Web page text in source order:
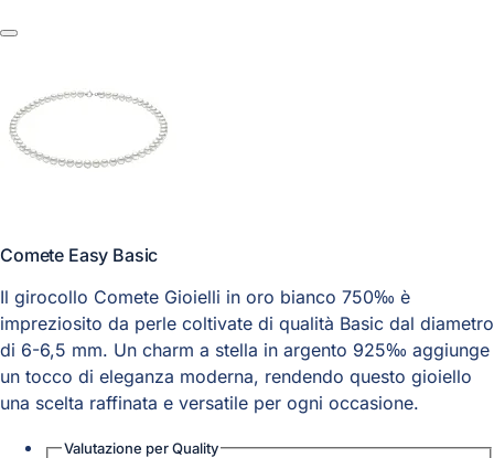
Comete Easy Basic
Il girocollo Comete Gioielli in oro bianco 750‰ è
impreziosito da perle coltivate di qualità Basic dal diametro
di 6-6,5 mm. Un charm a stella in argento 925‰ aggiunge
un tocco di eleganza moderna, rendendo questo gioiello
una scelta raffinata e versatile per ogni occasione.
Valutazione perQuality